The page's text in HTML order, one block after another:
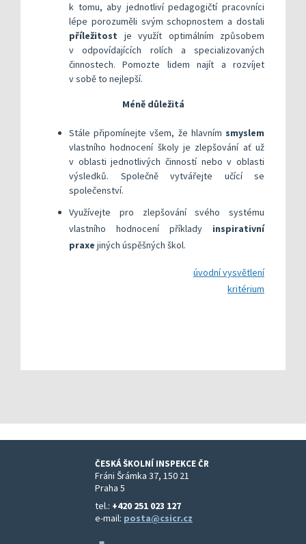
k tomu, aby jednotliví pedagogičtí pracovníci
lépe porozuměli svým schopnostem a dostali
příležitost je využít optimálním způsobem
v odpovídajících rolích a specializovaných
činnostech. Pomozte lidem najít a rozvíjet
v sobě to nejlepší.
Méně důležitá
Stále připomínejte všem, že hlavním smyslem
vlastního hodnocení školy je zlepšování ať už
v oblasti jednotlivých činností nebo v oblasti
výsledků. Společně vytvářejte učící se
společenství.
Využívejte pro zlepšování svého systému
vlastního hodnocení příklady inspirativní
praxe jiných úspěšných škol.
úvodní vysvětlení
kritérium
ČESKÁ ŠKOLNÍ INSPEKCE ČR
Fráni Šrámka 37, 150 21
Praha 5
tel.: +420 251 023 127
e-mail: posta@csicr.cz